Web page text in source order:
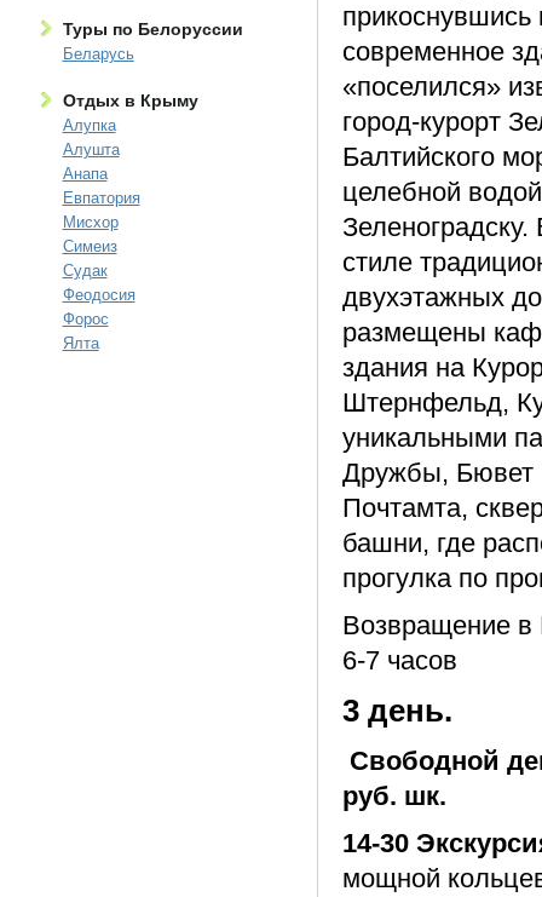
Туры по Белоруссии
Беларусь
Отдых в Крыму
Алупка
Алушта
Анапа
Евпатория
Мисхор
Симеиз
Судак
Феодосия
Форос
Ялта
прикоснувшись
современное
«поселился»
город-курорт
Балтийского
целебной
стиле
двухэтажных
размещены
здания на
Штернфельд,
уникальными
Дружбы, Бювет
Почтамта,
башни, где
прогулка по
Возвращение в
6-7 часов
3 день.
Свободной
руб. шк.
14-30
мощной